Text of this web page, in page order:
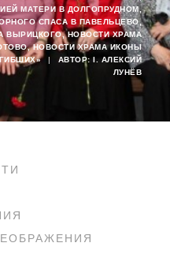
МАТЕРИ В ДОЛГОПРУДНОМ,
СПАСА В ПАВЕЛЬЦЕВО,
ВЫРИЦКОГО,НОВОСТИ ХРАМА
,НОВОСТИ ХРАМА ИКОНЫ
| АВТОР: I. АЛЕКСИЙ
ЛУНЁВ